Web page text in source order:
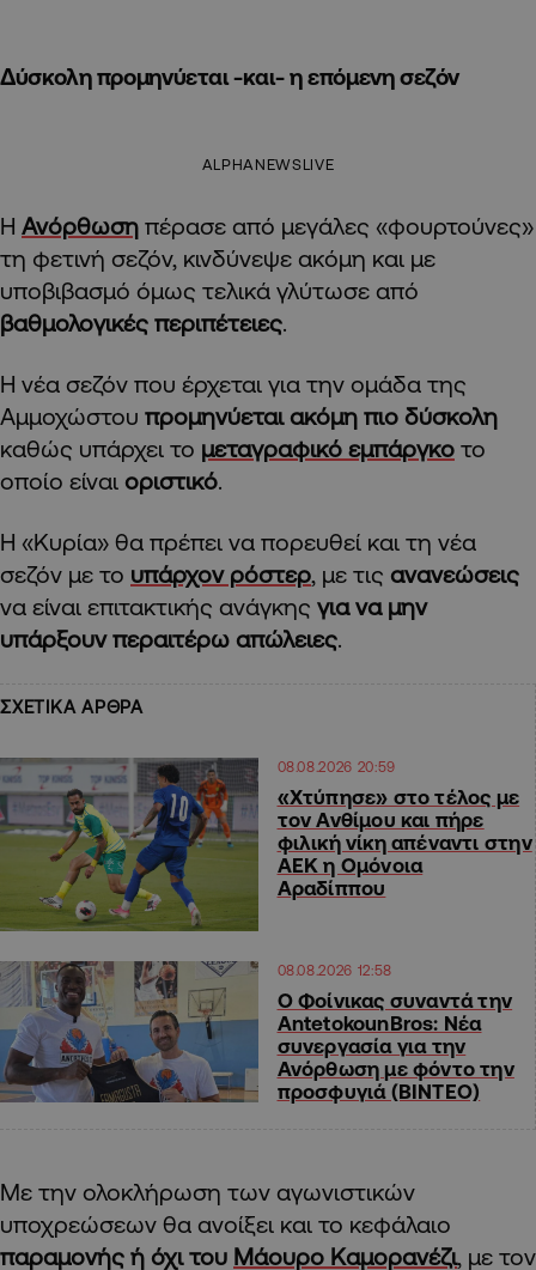
Δύσκολη προμηνύεται -και- η επόμενη σεζόν
ALPHANEWSLIVE
Η Ανόρθωση πέρασε από μεγάλες «φουρτούνες»
τη φετινή σεζόν, κινδύνεψε ακόμη και με
υποβιβασμό όμως τελικά γλύτωσε από
βαθμολογικές περιπέτειες
Η νέα σεζόν που έρχεται για την ομάδα της
Αμμοχώστου προμηνύεται ακόμη πιο δύσκολη
καθώς υπάρχει το μεταγραφικό εμπάργκο το
οποίο είναι οριστικό
Η «Κυρία» θα πρέπει να πορευθεί και τη νέα
σεζόν με το υπάρχον ρόστερ , με τις ανανεώσεις
να είναι επιτακτικής ανάγκης για να μην
υπάρξουν περαιτέρω απώλειες
ΣΧΕΤΙΚΑ ΑΡΘΡΑ
08.08.2026 20:59
«Χτύπησε» στο τέλος με
τον Ανθίμου και πήρε
φιλική νίκη απέναντι στην
ΑΕΚ η Ομόνοια
Αραδίππου
08.08.2026 12:58
Ο Φοίνικας συναντά την
AntetokounBros: Νέα
συνεργασία για την
Ανόρθωση με φόντο την
προσφυγιά (ΒΙΝΤΕΟ)
Με την ολοκλήρωση των αγωνιστικών
υποχρεώσεων θα ανοίξει και το κεφάλαιο
παραμονής ή όχι του Μάουρο Καμορανέζι, με τον